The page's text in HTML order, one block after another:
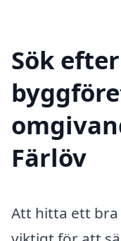
Sök
Färlöv
Att hitta ett bra